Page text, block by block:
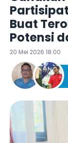
Buat
Potensi
20 Mei 2026 18:00